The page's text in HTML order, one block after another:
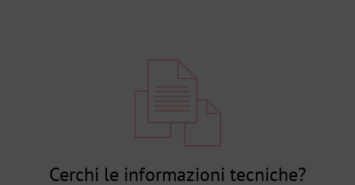
Cerchi le informazioni tecniche?